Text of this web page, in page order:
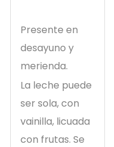
Presente en
desayuno y
merienda.
La leche puede
ser sola, con
vainilla, licuada
con frutas. Se